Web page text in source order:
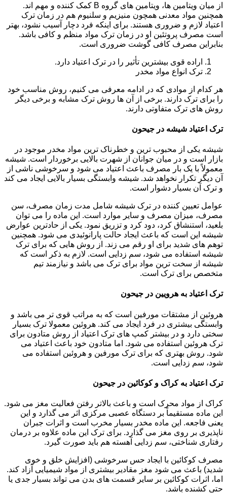
از میان ویتامین ها، ویتامین های گروه B کمک کننده و مهم اند.
همچنین مواد معدنی همچون منیزیم و سلنیوم هم در زمان ترک
اعتیاد لازم و ضروری هستند. برای اینکه فرد دچار آسیب نشود، بهتر
است مصرف پروتئین او در زمان ترک مواد منظم و کافی باشد.
بنابراین مصرف کافی گوشت ضروری است.
اراده قوی بیشترین تأثیر را در ترک اعتیاد دارد.
ترک انواع مواد مخدر
هر کدام از موادی که در ادامه معرفی می کنیم، روش مناسب خود
را برای ترک دارند. برخی از آن ها روش ترک مشابه و برخی دیگر
روش های ترک متفاوتی دارند.
ترک اعتیاد شیشه در جیحون
شیشه یکی از محبوب ترین و خطرناک ترین مواد مخدر موجود در
بازار است و در میان جوانان از شهرت بالایی برخوردار است. شیشه
معمولاً با یک بار مصرف باعث اعتیاد می شود و سرخوشی ناشی از
آن دیگر تکرار نخواهد شد. شیشه وابستگی بسیار بالایی ایجاد می کند
و ترک آن بسیار دشوار است.
عوامل تعیین کننده در ترک شیشه شامل مدت زمان مصرف، سن
مصرف، میزان مصرف و سایر موارد است. این ماده را می توان
بلعید، استنشاق کرد، دود کرد و تزریق نمود. یکی از حادترین عوارض
شیشه این است که باعث ایجاد حالت پارانوئیدی می شود. همچنین
توهم های شدید برای او رقم می زند. از روش هایی که برای ترک
شیشه استفاده می شود، سم زدایی است. لازم به ذکر است که
شیشه از سخت ترین مواد برای ترک می باشد و نیازمند تیم
متخصص برای ترک است.
ترک اعتیاد به هرویین در جیحون
هروئین از مشتقات مورفین است که به مراتب قوی تر می باشد و
وابستگی بیشتری در فرد ایجاد می کند. هروئین معمولا ترک بسیار
سختی دارد و در بیشتر کمپ های ترک اعتیاد از روش متادون برای
ترک هروئین استفاده می شود. اما متادون خود باعث اعتیاد می
شود. روش بهتری که برای ترک مورفین و هروئین استفاده می
شود، سم زدایی است.
ترک اعتیاد به کراک و کوکائین در جیحون
کراک از مواد محرک است و باعث بالاتر رفتن فعالیت مغز می شود.
این ماده مستقیماً بر دستگاه عصبی مرکزی اثر می گذارد و این
یعنی فاجعه. این ماده مخدر بسیار مخرب است و اثرات جبران
ناپذیری بر روی مغز می گذارد. برای ترک این ماده علاوه بر درمان
رفتاری شناختی، سم زدایی آهسته هم باید صورت گیرد.
مصرف کوکائین با ایجاد حس سرخوشی (افزایش خلق و خوی
شدید) باعث می شود مغز مقادیر بیشتری از مواد شیمیایی آزاد کند.
اما، اثرات کوکائین بر سایر قسمت های بدن می تواند بسیار جدی یا
حتی کشنده باشد.